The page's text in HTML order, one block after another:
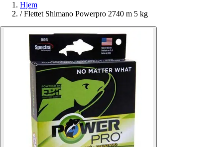
Hjem
/ Flettet Shimano Powerpro 2740 m 5 kg